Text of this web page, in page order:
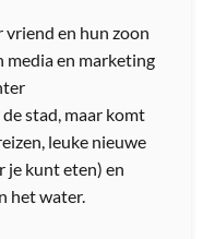
en hun zoon
media en marketing
stad, maar komt
leuke nieuwe
je kunt eten) en
het water.